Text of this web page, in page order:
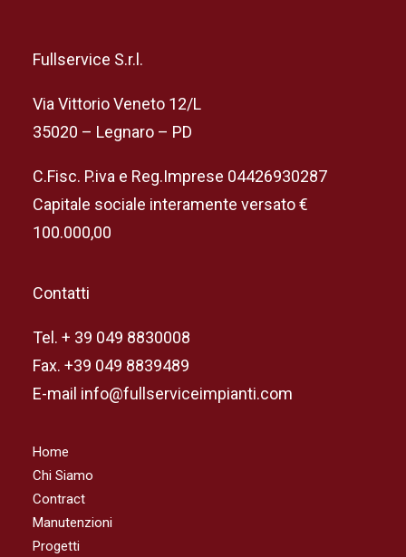
Fullservice S.r.l.
Via Vittorio Veneto 12/L
35020 – Legnaro – PD
C.Fisc. P.iva e Reg.Imprese 04426930287
Capitale sociale interamente versato €
100.000,00
Contatti
Tel. + 39 049 8830008
Fax. +39 049 8839489
E-mail info@fullserviceimpianti.com
Home
Chi Siamo
Contract
Manutenzioni
Progetti